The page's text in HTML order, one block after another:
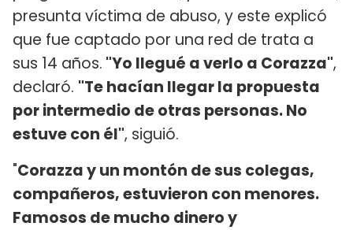
presunta víctima de abuso, y este explicó
que fue captado por una red de trata a
sus 14 años. "Yo llegué a verlo a Corazza",
declaró. "Te hacían llegar la propuesta
por intermedio de otras personas. No
estuve con él", siguió.
"Corazza y un montón de sus colegas,
compañeros, estuvieron con menores.
Famosos de mucho dinero y